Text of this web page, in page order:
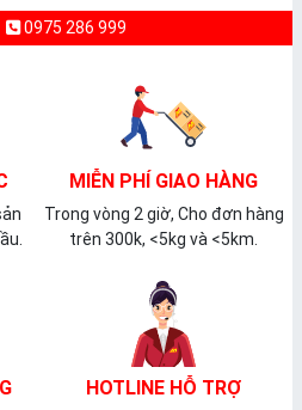
0975 286 999
MIỄN PHÍ GIAO HÀNG
Trong vòng 2 giờ, Cho đơn hàng
trên 300k, <5kg và <5km.
HOTLINE HỖ TRỢ